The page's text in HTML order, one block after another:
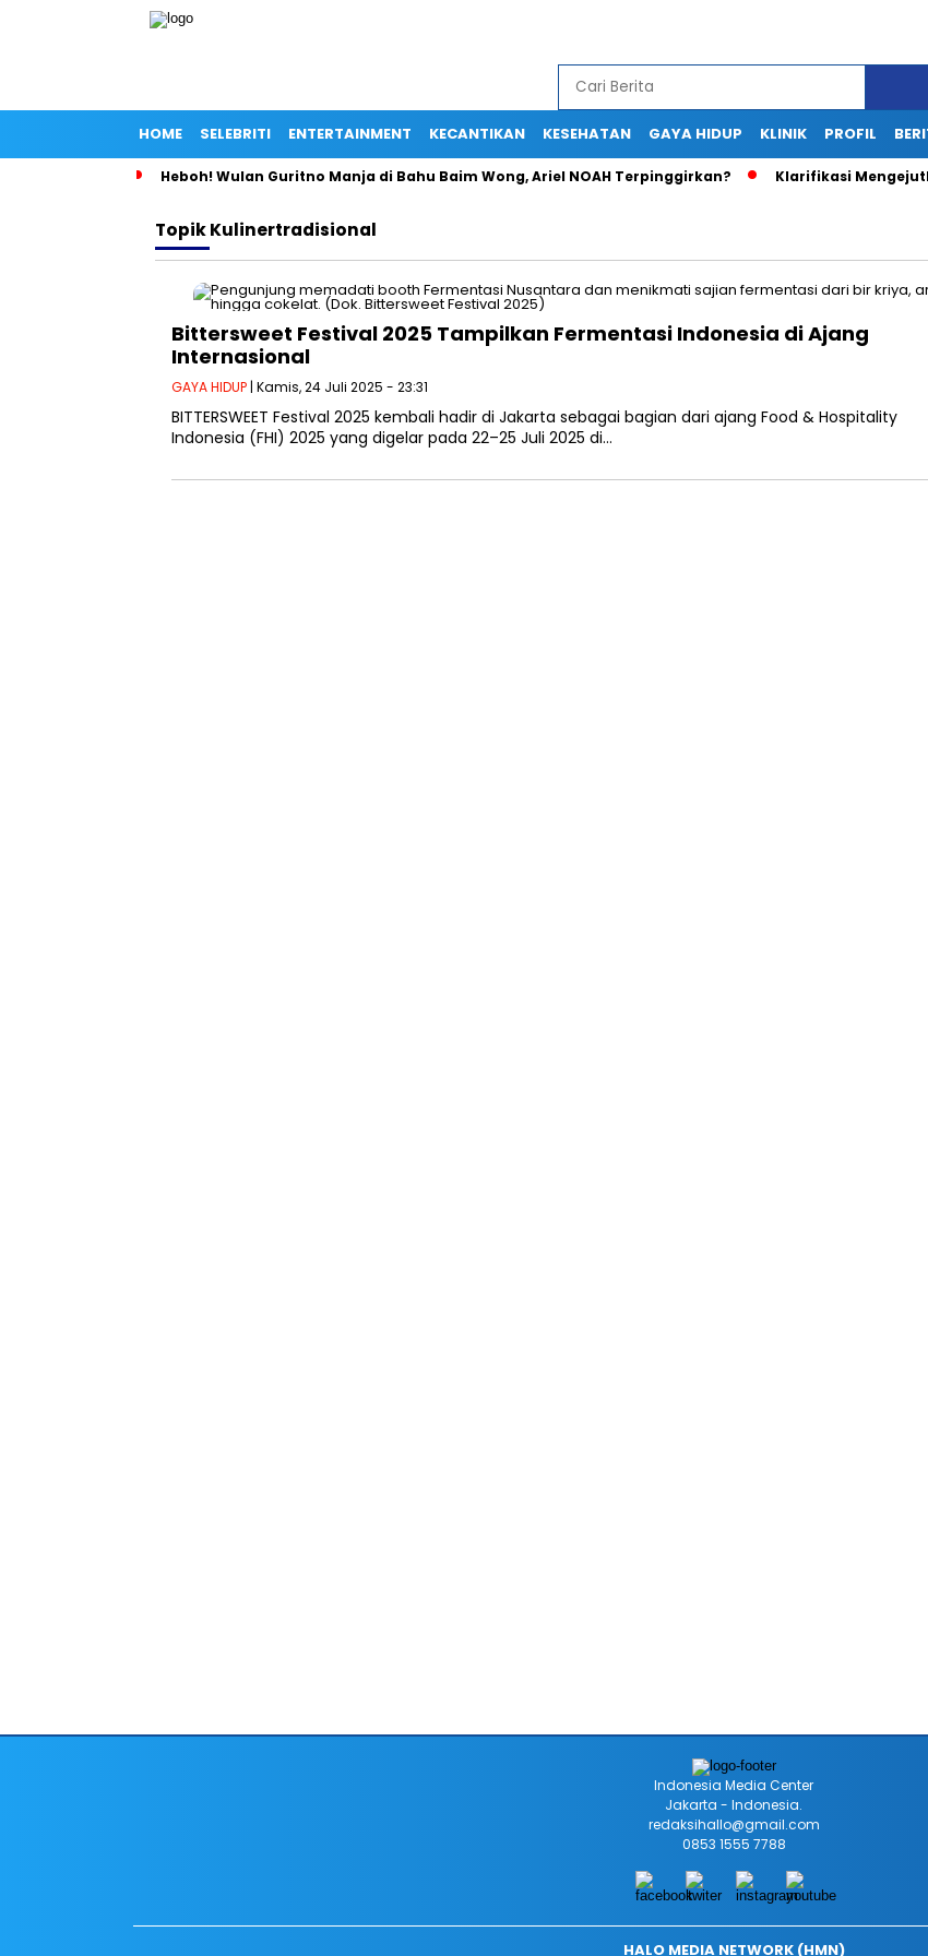
HOME SELEBRITI ENTERTAINMENT KECANTIKAN KESEHATAN GAYA HIDUP KLINIK PROFIL
Heboh! Wulan Guritno Manja di Bahu Baim Wong, Ariel NOAH Terpinggirkan? Klarifikasi
TopikKulinertradisional
Bittersweet Festival 2025 Tampilkan Fermentasi Indonesia di Ajang
Internasional
GAYA HIDUP | Kamis, 24 Juli 2025 - 23:31
BITTERSWEET Festival 2025 kembali hadir di Jakarta sebagai bagian dari ajang Food & Hospitality
Indonesia (FHI) 2025 yang digelar pada 22–25 Juli 2025 di…
Indonesia Media Center
Jakarta - Indonesia.
redaksihallo@gmail.com
0853 1555 7788
HALO MEDIA NETWORK (HMN)